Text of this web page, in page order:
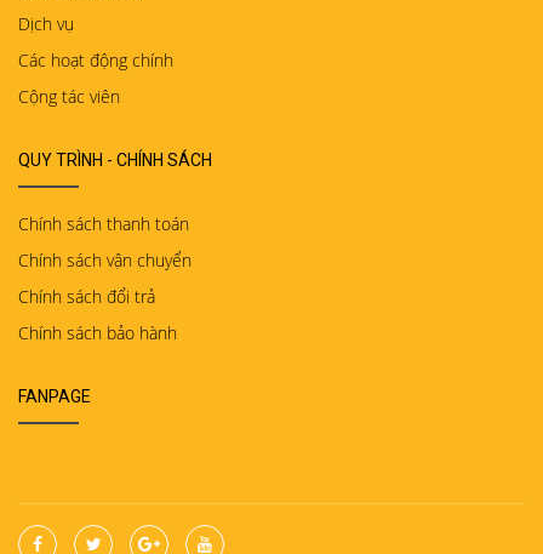
Dịch vụ
Các hoạt động chính
Cộng tác viên
QUY TRÌNH - CHÍNH SÁCH
Chính sách thanh toán
Chính sách vận chuyển
Chính sách đổi trả
Chính sách bảo hành
FANPAGE